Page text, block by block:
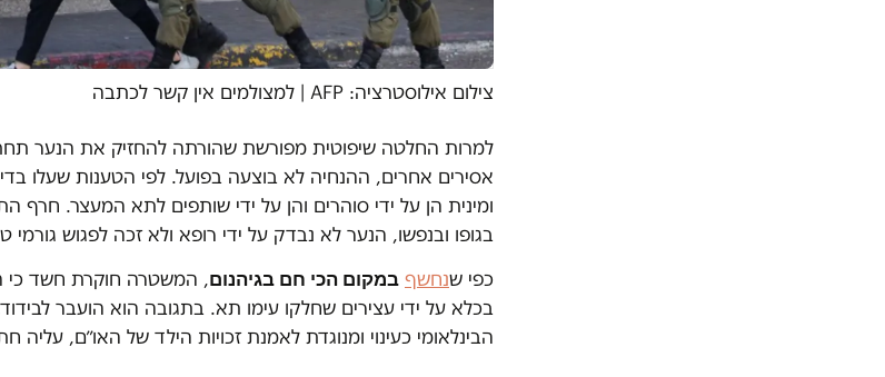
צילום אילוסטרציה: AFP | למצולמים אין קשר לכתבה
למרות החלטה שיפוטית מפורשת שהורתה להחזיק את הנער תחת
אסירים אחרים, ההנחיה לא בוצעה בפועל. לפי הטענות שעלו
ומינית הן על ידי סוהרים והן על ידי שותפים לתא המעצר. חרף
בגופו ובנפשו, הנער לא נבדק על ידי רופא ולא זכה לפגוש גורמי
כפי שנחשף במקום הכי חם בגיהנום, המשטרה חוקרת חשד כי
בכלא על ידי עצירים שחלקו עימו תא. בתגובה הוא הועבר
הבינלאומי כעינוי ומנוגדת לאמנת זכויות הילד של האו״ם, עליה